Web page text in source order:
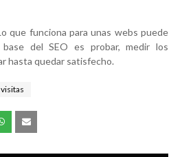
que funciona para unas webs puede
del SEO es probar, medir los
hasta quedar satisfecho.
visitas